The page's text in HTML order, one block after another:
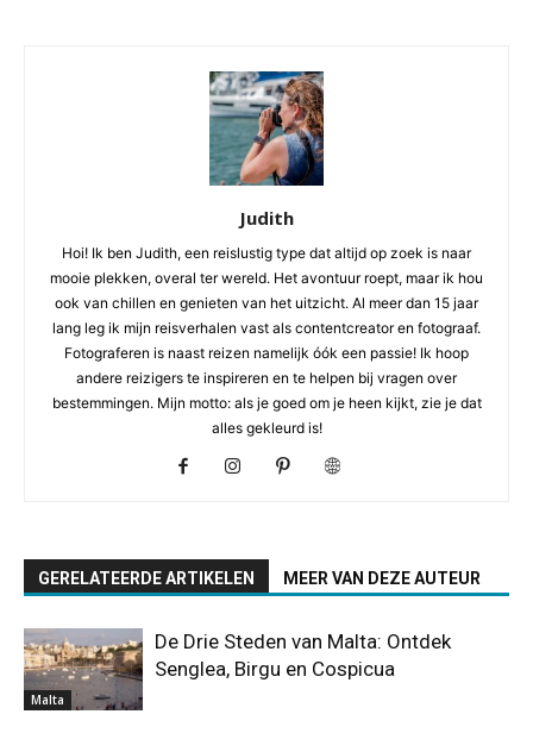
Judith
Hoi! Ik ben Judith, een reislustig type dat altijd op zoek is naar
mooie plekken, overal ter wereld. Het avontuur roept, maar ik hou
ook van chillen en genieten van het uitzicht. Al meer dan 15 jaar
lang leg ik mijn reisverhalen vast als contentcreator en fotograaf.
Fotograferen is naast reizen namelijk óók een passie! Ik hoop
andere reizigers te inspireren en te helpen bij vragen over
bestemmingen. Mijn motto: als je goed om je heen kijkt, zie je dat
alles gekleurd is!
GERELATEERDE ARTIKELEN MEER VAN DEZE AUTEUR
Malta
De Drie Steden van Malta: Ontdek
Senglea, Birgu en Cospicua